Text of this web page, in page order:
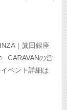
｜箕田銀座
CARAVANの営
ベント詳細は